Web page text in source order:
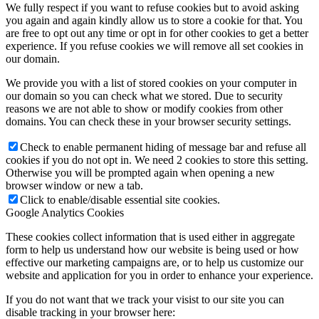
We fully respect if you want to refuse cookies but to avoid asking
you again and again kindly allow us to store a cookie for that. You
are free to opt out any time or opt in for other cookies to get a better
experience. If you refuse cookies we will remove all set cookies in
our domain.
We provide you with a list of stored cookies on your computer in
our domain so you can check what we stored. Due to security
reasons we are not able to show or modify cookies from other
domains. You can check these in your browser security settings.
Check to enable permanent hiding of message bar and refuse all
cookies if you do not opt in. We need 2 cookies to store this setting.
Otherwise you will be prompted again when opening a new
browser window or new a tab.
Click to enable/disable essential site cookies.
Google Analytics Cookies
These cookies collect information that is used either in aggregate
form to help us understand how our website is being used or how
effective our marketing campaigns are, or to help us customize our
website and application for you in order to enhance your experience.
If you do not want that we track your visist to our site you can
disable tracking in your browser here: